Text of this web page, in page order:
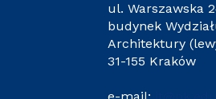
ul. Warszawska
budynek
Architektury
31-155 Kraków